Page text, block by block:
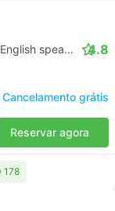
Daytrip private transfer with English speaking driver 4.8
Cancelamento grátis
Reservar agora
178